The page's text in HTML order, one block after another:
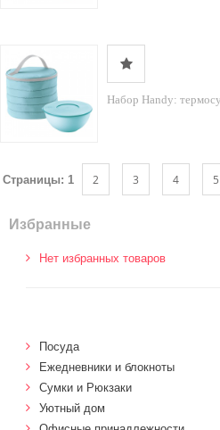
Набор Handy:
Страницы: 1 2 3 4 5
Избранные
Нет избранных товаров
Посуда
Ежедневники и блокноты
Сумки и Рюкзаки
Уютный дом